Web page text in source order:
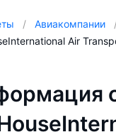
Авиакомпании
Air